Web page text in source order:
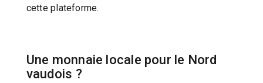
cette plateforme.
Une monnaie locale pour le Nord
vaudois ?